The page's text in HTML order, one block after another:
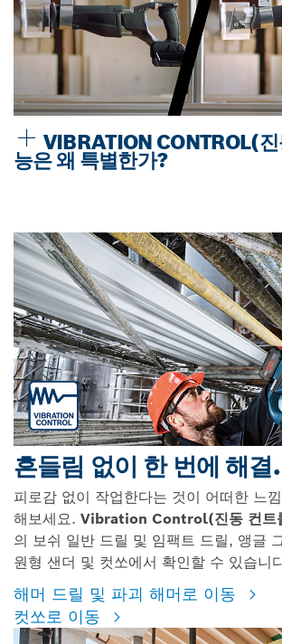
VIBRATION CONTROL(
능은 왜 특별한가?
흔들림 없이 한 번에 해결.
피로감 없이 작업한다는 것이 어떠한 느
해보세요. Vibration Control(진동 컨트
의 보쉬 일반 드릴 및 임팩트 드릴, 앵글
원형 샌더 및 컷쏘에서 확인할 수 있습니
해머 드릴 및 파괴 해머로 이동
컷쏘로 이동